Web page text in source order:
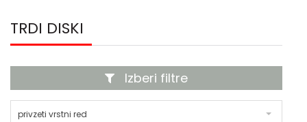
TRDI DISKI
Izberi filtre
privzeti vrstni red